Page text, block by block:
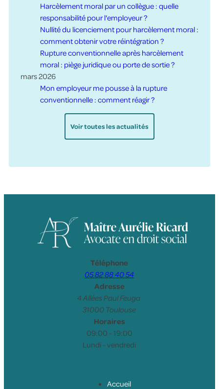
Harcèlement moral par un collègue : quelle
responsabilité pour l'employeur ?
Nullité du licenciement pour harcèlement moral :
comment obtenir votre réintégration ?
Rupture conventionnelle après harcèlement
moral : piège juridique ou porte de sortie ?
mars 2026
Mon employeur me pousse à la rupture
conventionnelle : comment réagir ?
Voir toutes les actualités
Téléphone
05 82 88 40 54
Adresse
4 Allées Paul Feuga
31000 Toulouse
Horaires
09:00 - 19:00
Lundi - vendredi
Accueil